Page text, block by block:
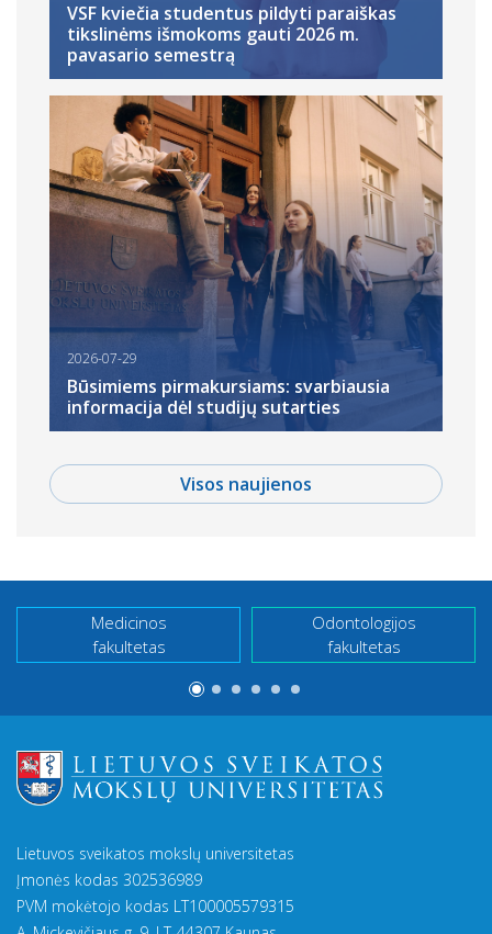
VSF kviečia studentus pildyti paraiškas
tikslinėms išmokoms gauti 2026 m.
pavasario semestrą
2026-07-29
Būsimiems pirmakursiams: svarbiausia
informacija dėl studijų sutarties
Visos naujienos
Medicinos
fakultetas
Odontologijos
fakultetas
Lietuvos sveikatos mokslų universitetas
Įmonės kodas 302536989
PVM mokėtojo kodas LT100005579315